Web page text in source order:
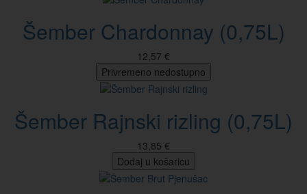
Šember Chardonnay (0,75L)
12,57 €
Privremeno nedostupno
Šember Rajnski rizling (0,75L)
13,85 €
Dodaj u košaricu